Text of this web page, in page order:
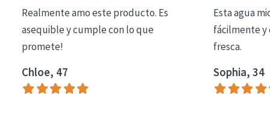
Lift+
Expert
Piel sensible
Realmente amo este producto. Es
asequible y cumple con lo que
promete!
Chloe, 47
Esta agua
fácilmente y
fresca.
Sophia, 34